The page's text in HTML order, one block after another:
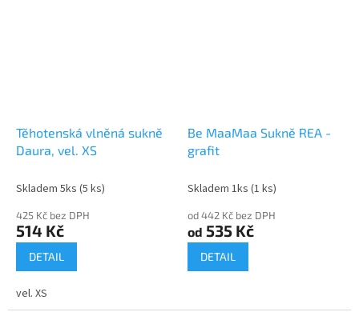
Těhotenská vlněná sukně
Daura, vel. XS
Skladem 5ks (5 ks)
425 Kč bez DPH
514 Kč
DETAIL
vel. XS
Be MaaMaa Sukně REA -
grafit
Skladem 1ks (1 ks)
od 442 Kč bez DPH
od 535 Kč
DETAIL